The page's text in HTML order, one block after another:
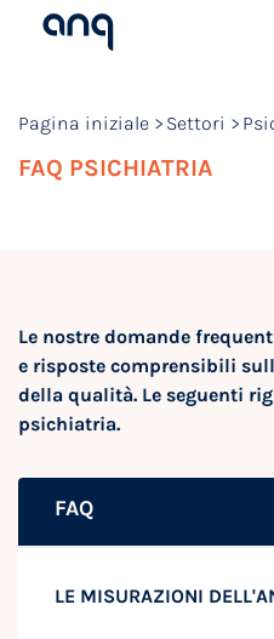
Pagina iniziale Settori
FAQ PSICHIATRIA
Le nostre domande
e risposte comprensibili
della qualità. Le seguenti
psichiatria.
FAQ
LE MISURAZIONI